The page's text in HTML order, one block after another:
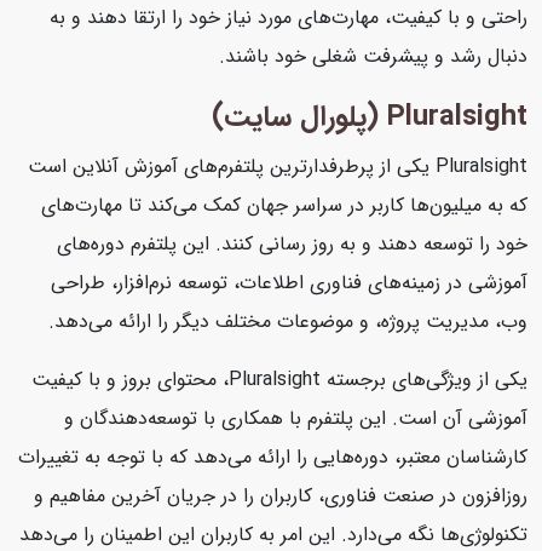
راحتی و با کیفیت، مهارت‌های مورد نیاز خود را ارتقا دهند و به
دنبال رشد و پیشرفت شغلی خود باشند.
Pluralsight (پلورال سایت)
Pluralsight یکی از پرطرفدارترین پلتفرم‌های آموزش آنلاین است
که به میلیون‌ها کاربر در سراسر جهان کمک می‌کند تا مهارت‌های
خود را توسعه دهند و به روز رسانی کنند. این پلتفرم دوره‌های
آموزشی در زمینه‌های فناوری اطلاعات، توسعه نرم‌افزار، طراحی
وب، مدیریت پروژه، و موضوعات مختلف دیگر را ارائه می‌دهد.
یکی از ویژگی‌های برجسته Pluralsight، محتوای بروز و با کیفیت
آموزشی آن است. این پلتفرم با همکاری با توسعه‌دهندگان و
کارشناسان معتبر، دوره‌هایی را ارائه می‌دهد که با توجه به تغییرات
روزافزون در صنعت فناوری، کاربران را در جریان آخرین مفاهیم و
تکنولوژی‌ها نگه می‌دارد. این امر به کاربران این اطمینان را می‌دهد